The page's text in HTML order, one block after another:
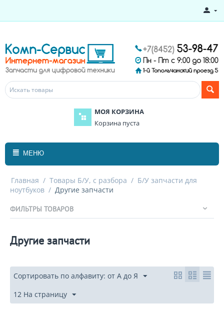
МОЯ КОРЗИНА
Корзина пуста
МЕНЮ
Главная / Товары Б/У, с разбора / Б/У запчасти для
ноутбуков / Другие запчасти
ФИЛЬТРЫ ТОВАРОВ
Другие запчасти
Сортировать по алфавиту: от А до Я
12 На страницу